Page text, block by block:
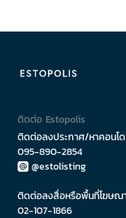
ติดต่อ Estopolis
ติดต่อลงประกาศ/หาคอนโด
095-890-2854
@estolisting
ติดต่อลงสื่อหรือพื้นที่โฆษณ
02-107-1866